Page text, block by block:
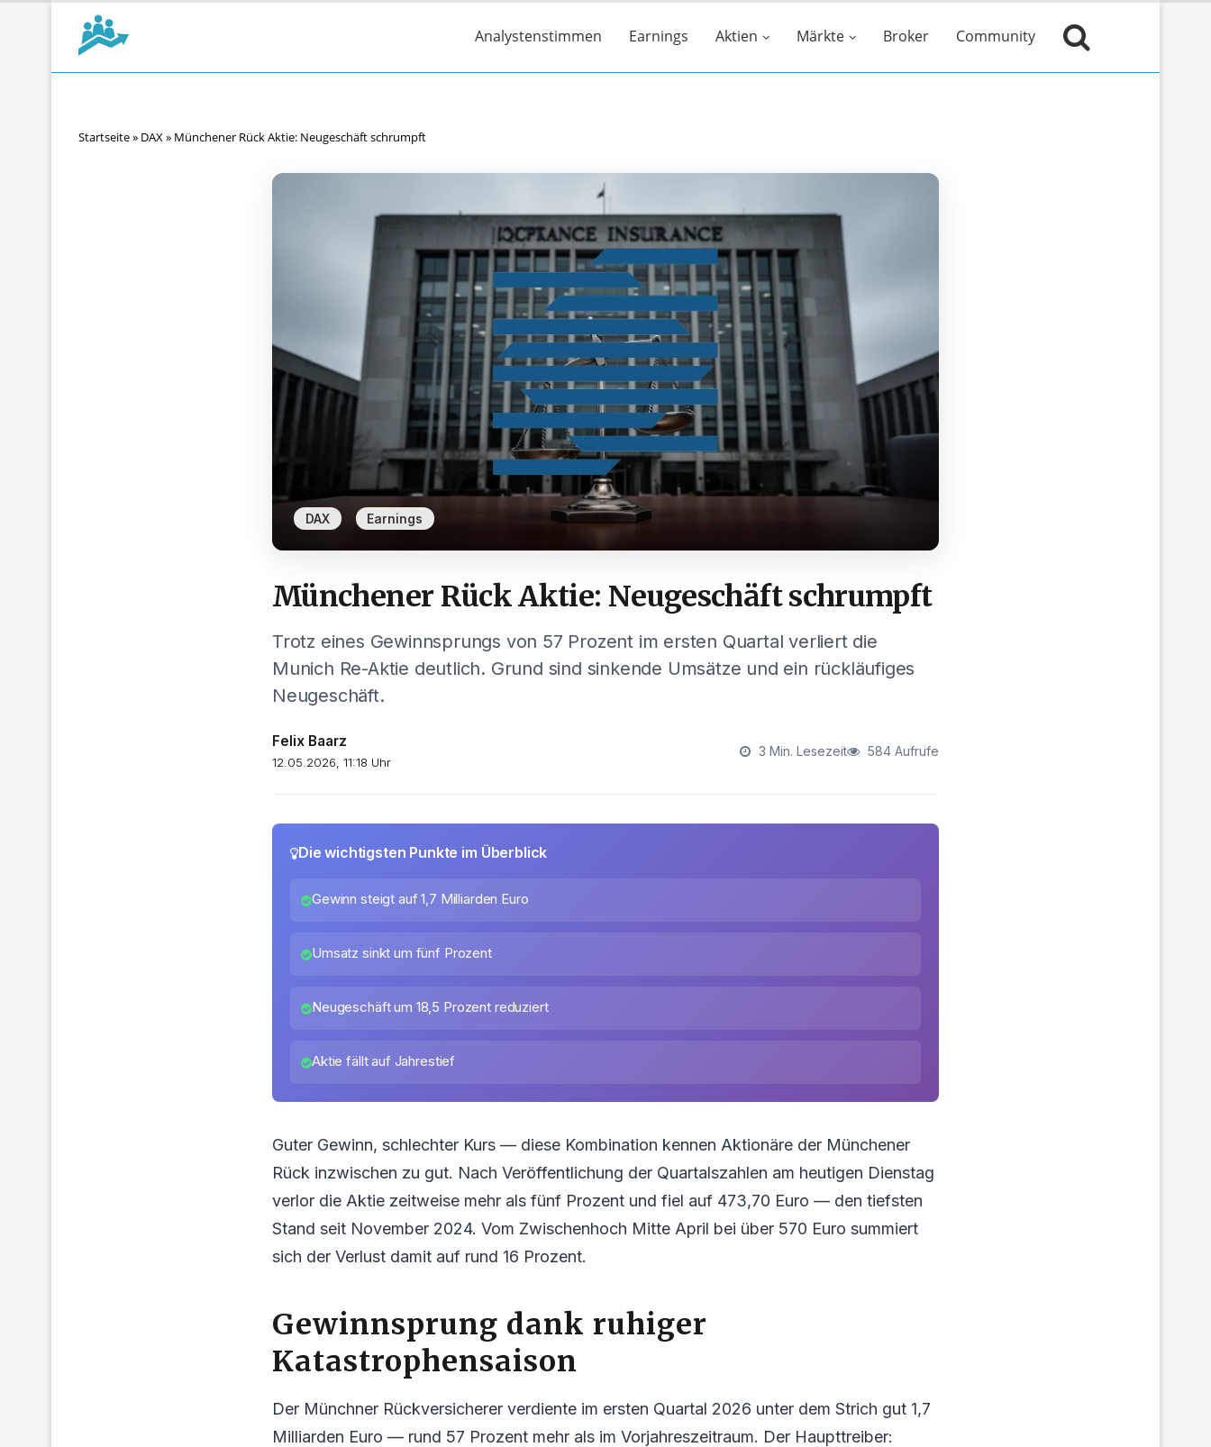
Analystenstimmen Earnings Aktien Märkte Broker Community
Startseite» DAX» Münchener Rück Aktie: Neugeschäft schrumpft
DAX Earnings
Münchener Rück Aktie: Neugeschäft schrumpft
Trotz eines Gewinnsprungs von 57 Prozent im ersten Quartal verliert die
Munich Re-Aktie deutlich. Grund sind sinkende Umsätze und ein rückläufiges
Neugeschäft.
Felix Baarz
12.05.2026, 11:18 Uhr
3 Min. Lesezeit 584 Aufrufe
Die wichtigsten Punkte im Überblick
Gewinn steigt auf 1,7 Milliarden Euro
Umsatz sinkt um fünf Prozent
Neugeschäft um 18,5 Prozent reduziert
Aktie fällt auf Jahrestief
Guter Gewinn, schlechter Kurs — diese Kombination kennen Aktionäre der Münchener
Rück inzwischen zu gut. Nach Veröffentlichung der Quartalszahlen am heutigen Dienstag
verlor die Aktie zeitweise mehr als fünf Prozent und fiel auf 473,70 Euro — den tiefsten
Stand seit November 2024. Vom Zwischenhoch Mitte April bei über 570 Euro summiert
sich der Verlust damit auf rund 16 Prozent.
Gewinnsprung dank ruhiger
Katastrophensaison
Der Münchner Rückversicherer verdiente im ersten Quartal 2026 unter dem Strich gut 1,7
Milliarden Euro — rund 57 Prozent mehr als im Vorjahreszeitraum. Der Haupttreiber: